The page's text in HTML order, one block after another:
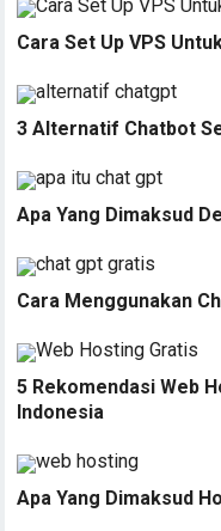
Cara Set Up VPS
3 Alternatif Chatbot
Apa Yang Dimaksud
Cara Menggunakan
5 Rekomendasi Web
Indonesia
Apa Yang Dimaksud